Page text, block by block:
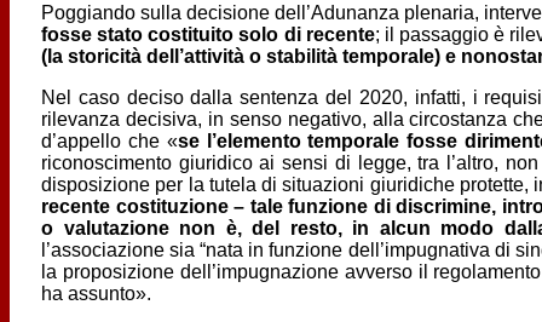
Poggiando sulla decisione dell’Adunanza plenaria,
fosse stato costituito solo di recente; il passaggio è
(la storicità dell’attività o stabilità temporale) e
Nel caso deciso dalla sentenza del 2020, infatti, i
rilevanza decisiva, in senso negativo, alla circostanza
d’appello che «se l’elemento temporale fosse
riconoscimento giuridico ai sensi di legge, tra l’altro,
disposizione per la tutela di situazioni giuridiche
recente costituzione – tale funzione di discrimine,
o valutazione non è, del resto, in alcun modo
l’associazione sia “nata in funzione dell’impugnativa di
la proposizione dell’impugnazione avverso il
ha assunto».